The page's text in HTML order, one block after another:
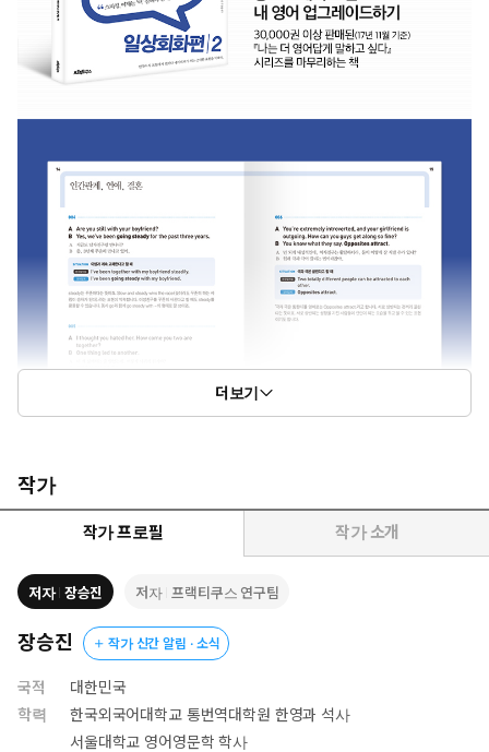
더보기
작가
작가 프로필 작가 소개
저자 장승진 저자 프랙티쿠스 연구팀
장승진 작가 신간 알림 · 소식
국적
대한민국
학력
한국외국어대학교 통번역대학원 한영과 석사
서울대학교 영어영문학 학사